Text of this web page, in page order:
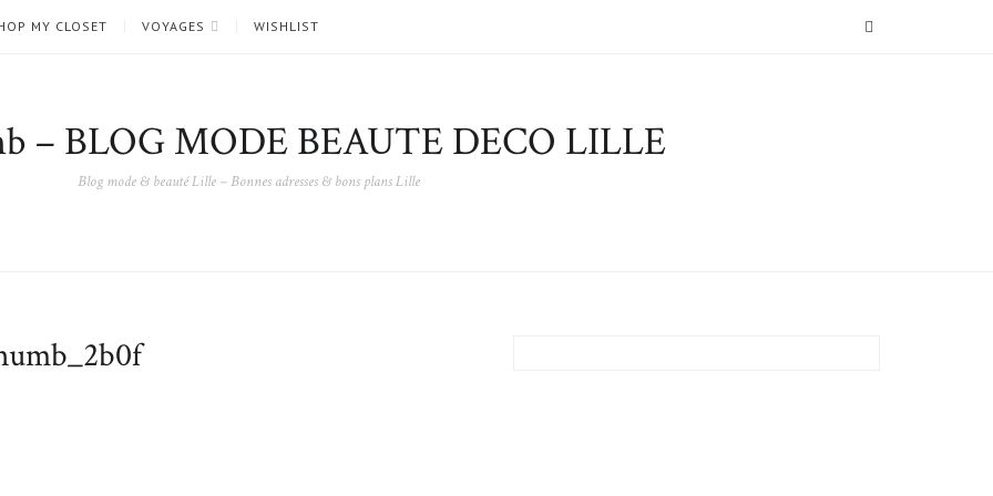
MY CLOSET VOYAGES WISHLIST
– BLOG MODE BEAUTE DECO LILLE
Blog mode & beauté Lille – Bonnes adresses & bons plans Lille